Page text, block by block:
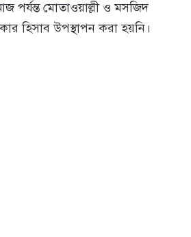
পর্যন্ত মোতাওয়াল্লী ও মসজিদ
হিসাব উপস্থাপন করা হয়নি।